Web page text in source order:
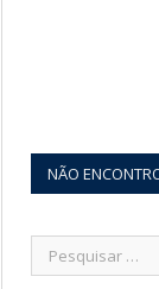
NÃO